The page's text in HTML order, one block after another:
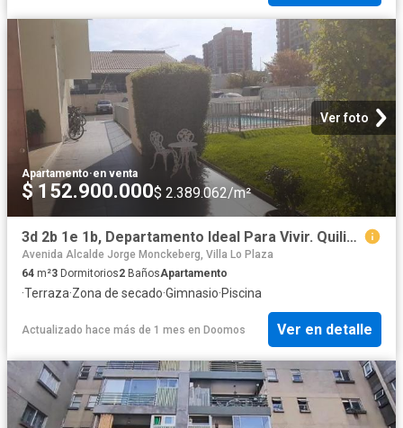
Ver foto
Apartamento·en venta
$ 152.900.000$ 2.389.062/m²
3d 2b 1e 1b, Departamento Ideal Para Vivir. Quilin Macul.
Avenida Alcalde Jorge Monckeberg, Villa Lo Plaza
64 m²3 Dormitorios2 BañosApartamento
·Terraza·Zona de secado·Gimnasio·Piscina
Actualizado hace más de 1 mes en Doomos Ver en detalle